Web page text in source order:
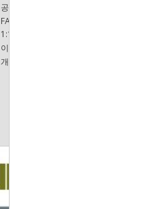
공지사항
FAQ
1:1문의
이용안내
개인정보보호정책